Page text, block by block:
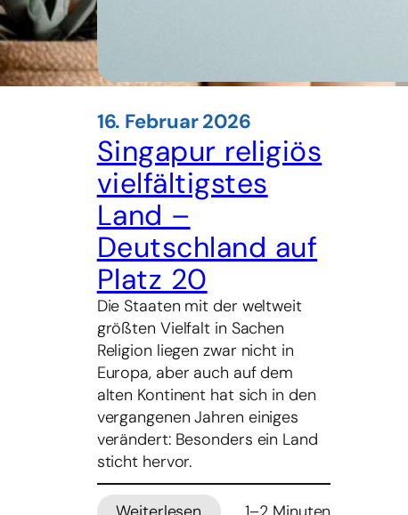
16. Februar 2026
Singapur religiös
vielfältigstes
Land –
Deutschland auf
Platz 20
Die Staaten mit der weltweit
größten Vielfalt in Sachen
Religion liegen zwar nicht in
Europa, aber auch auf dem
alten Kontinent hat sich in den
vergangenen Jahren einiges
verändert: Besonders ein Land
sticht hervor.